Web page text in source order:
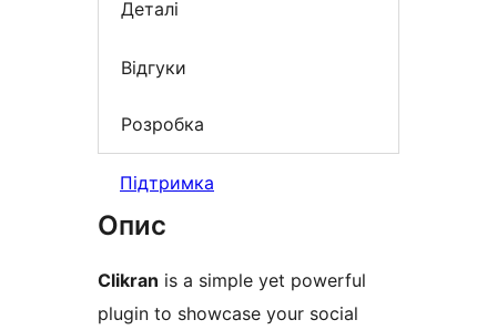
Деталі
Відгуки
Розробка
Підтримка
Опис
Clikran is a simple yet powerful
plugin to showcase your social